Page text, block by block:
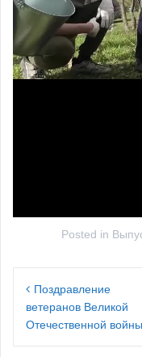
Posted in
Поздравление
ветеранов Великой
Отечественной войны